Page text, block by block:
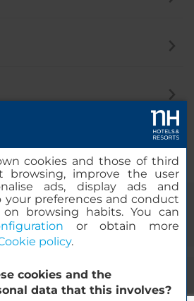
EUROPE & AMERICAS Santa Engracia
cookies and those of third
browsing, improve the user
ads, display ads and
preferences and conduct
on browsing habits. You can
or obtain more
policy.
cookies and the
data that this involves?